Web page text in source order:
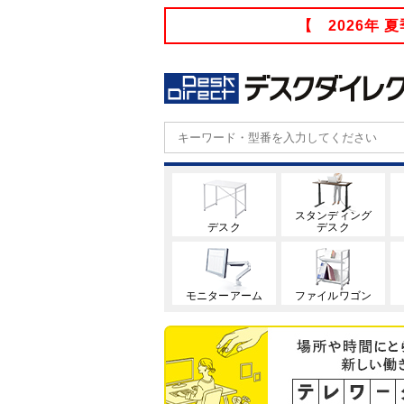
【 2026年 夏
デスク
スタンディング
デスク
モニターアーム ファイルワゴン